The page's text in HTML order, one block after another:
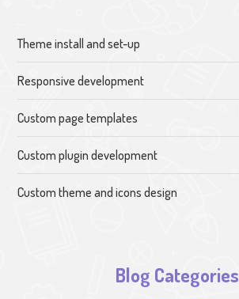
Theme install and set-up
Responsive development
Custom page templates
Custom plugin development
Custom theme and icons design
Blog Categories